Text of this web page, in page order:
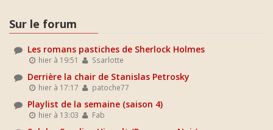
Sur le forum
Les romans pastiches de Sherlock Holmes
hier à 19:51 Ssarlotte
Derrière la chair de Stanislas Petrosky
hier à 17:17 patoche77
Playlist de la semaine (saison 4)
hier à 13:03 Fab